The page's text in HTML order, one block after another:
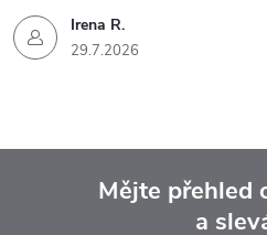
Irena R.
29.7.2026
Mějte přehled
a